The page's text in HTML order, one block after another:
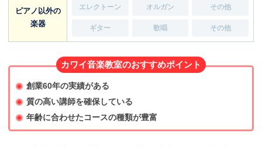
ピアノ以外の
楽器
エレクトーン オルガン その他
ギター 歌唱 その他
カワイ音楽教室のおすすめポイント
創業60年の実績がある
質の高い講師を確保している
年齢に合わせたコースの種類が豊富